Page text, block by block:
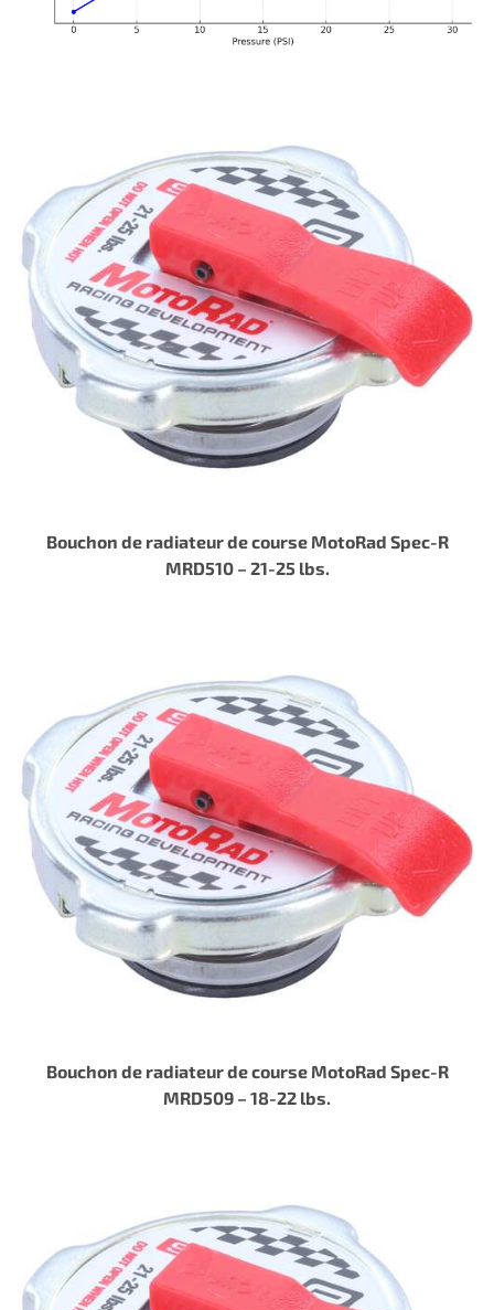
Bouchon de radiateur de course MotoRad Spec-R
MRD510 – 21-25 lbs.
Bouchon de radiateur de course MotoRad Spec-R
MRD509 – 18-22 lbs.